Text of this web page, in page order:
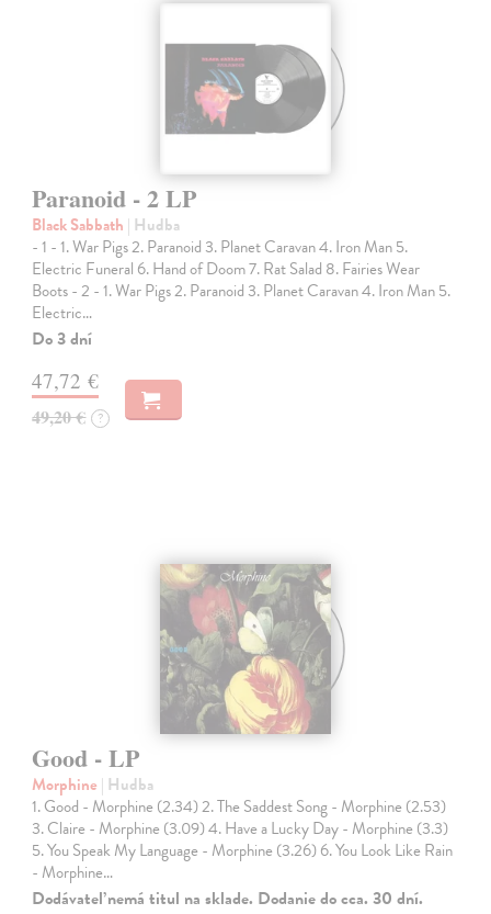
Paranoid - 2 LP
Black Sabbath | Hudba
- 1 - 1. War Pigs 2. Paranoid 3. Planet Caravan 4. Iron Man 5.
Electric Funeral 6. Hand of Doom 7. Rat Salad 8. Fairies Wear
Boots - 2 - 1. War Pigs 2. Paranoid 3. Planet Caravan 4. Iron Man 5.
Electric…
Do 3 dní
47,72 €
49,20 € ?
Good - LP
Morphine | Hudba
1. Good - Morphine (2.34) 2. The Saddest Song - Morphine (2.53)
3. Claire - Morphine (3.09) 4. Have a Lucky Day - Morphine (3.3)
5. You Speak My Language - Morphine (3.26) 6. You Look Like Rain
- Morphine…
Dodávateľ nemá titul na sklade. Dodanie do cca. 30 dní.